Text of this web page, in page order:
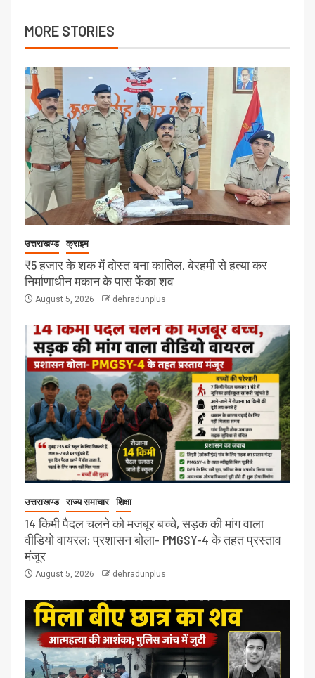
MORE STORIES
उत्तराखण्ड क्राइम
₹5 हजार के शक में दोस्त बना कातिल, बेरहमी से हत्या कर
निर्माणाधीन मकान के पास फेंका शव
August 5, 2026 dehradunplus
उत्तराखण्ड राज्य समाचार शिक्षा
14 किमी पैदल चलने को मजबूर बच्चे, सड़क की मांग वाला
वीडियो वायरल; प्रशासन बोला- PMGSY-4 के तहत प्रस्ताव
मंजूर
August 5, 2026 dehradunplus